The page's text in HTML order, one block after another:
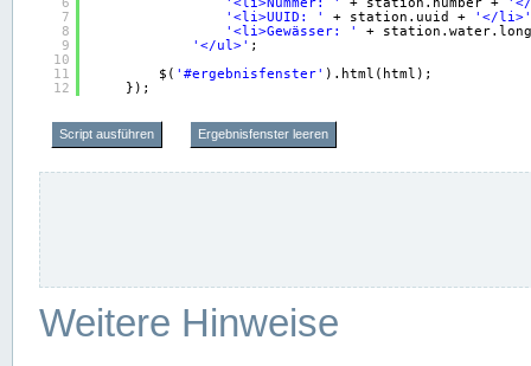
7
8
9
10
11
12
'<li>UUID: '
+ station.uuid +
'</li>'
'<li>Gewässer: '
+
'</ul>' ;
$( '#ergebnisfenster' ).html(html);
});
Script ausführen Ergebnisfenster leeren
Weitere Hinweise